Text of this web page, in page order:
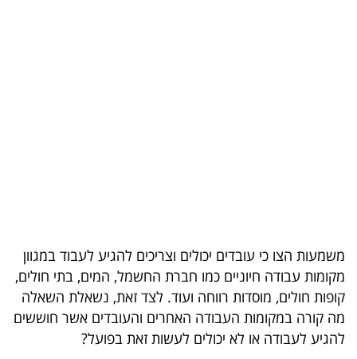
5
המילון
הכלכלי
פודקאסט
משמעות הצו כי עובדים יכולים וצריכים להגיע לעבוד במגוון
מקומות עבודה חיוניים כמו חברת החשמל, המים, בתי חולים,
קופות חולים, מוסדות רווחה ועוד. לצד זאת, נשאלת השאלה
מה קורה במקומות העבודה האחרים והעובדים אשר חוששים
להגיע לעבודה או לא יכולים לעשות זאת בפועל?